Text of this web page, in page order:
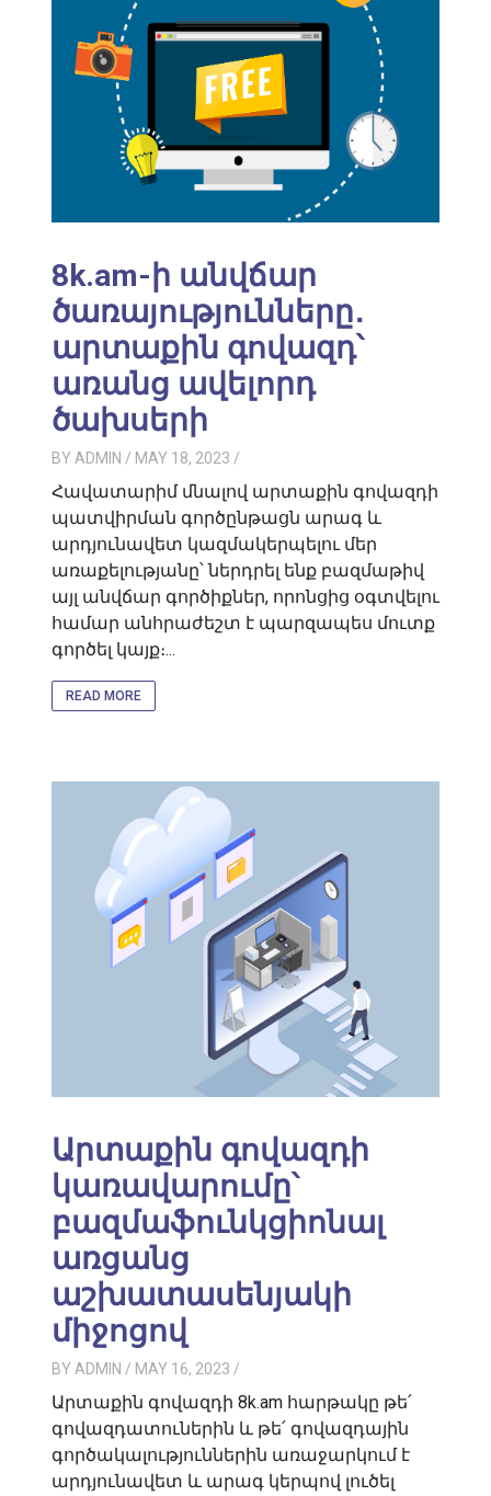
8k.am-ի անվճար
ծառայությունները․
արտաքին գովազդ՝
առանց ավելորդ
ծախսերի
BY ADMIN / MAY 18, 2023 /
Հավատարիմ մնալով արտաքին գովազդի
պատվիրման գործընթացն արագ և
արդյունավետ կազմակերպելու մեր
առաքելությանը՝ ներդրել ենք բազմաթիվ
այլ անվճար գործիքներ, որոնցից օգտվելու
համար անհրաժեշտ է պարզապես մուտք
գործել կայք։...
READ MORE
Արտաքին գովազդի
կառավարումը՝
բազմաֆունկցիոնալ
առցանց
աշխատասենյակի
միջոցով
BY ADMIN / MAY 16, 2023 /
Արտաքին գովազդի 8k.am հարթակը թե՛
գովազդատուներին և թե՛ գովազդային
գործակալություններին առաջարկում է
արդյունավետ և արագ կերպով լուծել